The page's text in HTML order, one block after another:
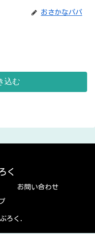
おさかなパパ
込む
く
お問い合わせ
ろく.